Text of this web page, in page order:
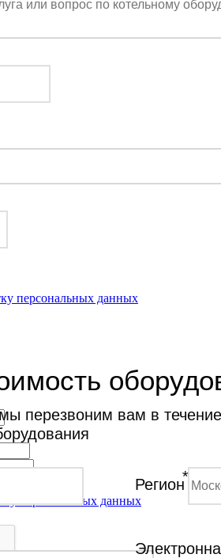
персональных данных
персональных данных
перезвоним вам в
Регион*